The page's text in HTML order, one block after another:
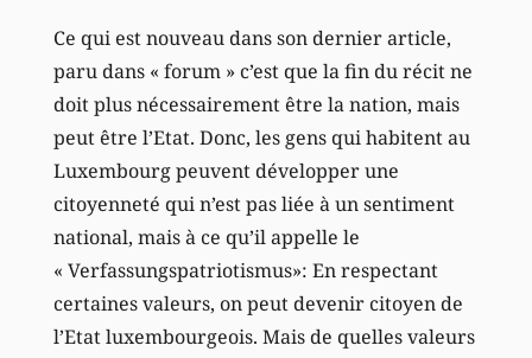
Ce qui est nouveau dans son dernier article,
paru dans « forum » c’est que la fin du récit ne
doit plus nécessairement être la nation, mais
peut être l’Etat. Donc, les gens qui habitent au
Luxembourg peuvent développer une
citoyenneté qui n’est pas liée à un sentiment
national, mais à ce qu’il appelle le
« Verfassungspatriotismus»: En respectant
certaines valeurs, on peut devenir citoyen de
l’Etat luxembourgeois. Mais de quelles valeurs